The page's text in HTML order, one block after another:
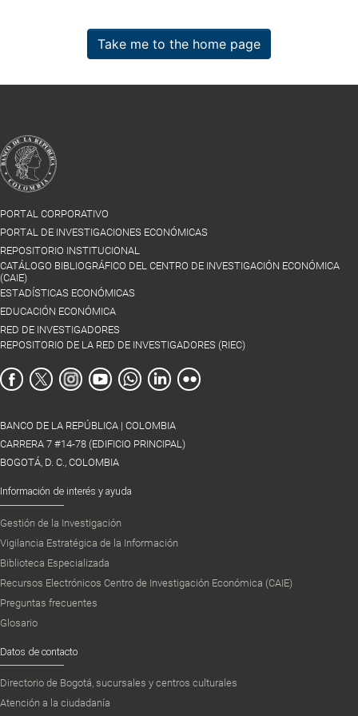
Take me to the home page
PORTAL CORPORATIVO
PORTAL DE INVESTIGACIONES ECONÓMICAS
REPOSITORIO INSTITUCIONAL
CATÁLOGO BIBLIOGRÁFICO DEL CENTRO DE INVESTIGACIÓN ECONÓMICA
(CAIE)
ESTADÍSTICAS ECONÓMICAS
EDUCACIÓN ECONÓMICA
RED DE INVESTIGADORES
REPOSITORIO DE LA RED DE INVESTIGADORES (RIEC)
BANCO DE LA REPÚBLICA | COLOMBIA
CARRERA 7 #14-78 (EDIFICIO PRINCIPAL)
BOGOTÁ, D. C., COLOMBIA
Información de interés y ayuda
Gestión de la Investigación
Vigilancia Estratégica de la Información
Biblioteca Especializada
Recursos Electrónicos Centro de Investigación Económica (CAIE)
Preguntas frecuentes
Glosario
Datos de contacto
Directorio de Bogotá, sucursales y centros culturales
Atención a la ciudadanía